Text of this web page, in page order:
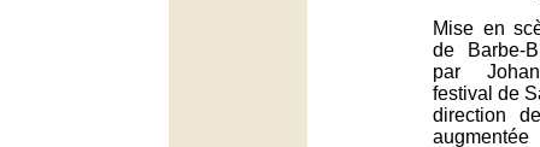
Mise en
de Barbe-
par
festival de
direction